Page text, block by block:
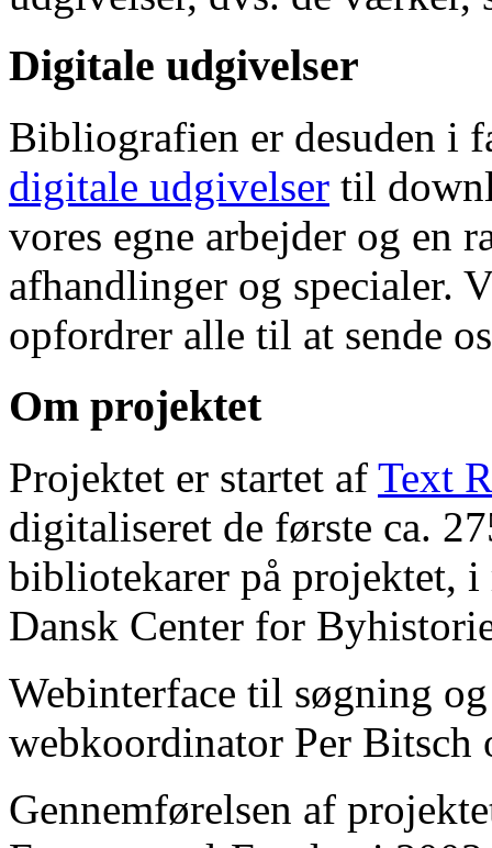
Digitale udgivelser
Bibliografien er desuden i
digitale udgivelser til
vores egne arbejder og en
afhandlinger og specialer.
opfordrer alle til at sende
Om projektet
Projektet er startet af Text
digitaliseret de første ca.
bibliotekarer på projektet, i
Dansk Center for
Webinterface til søgning
webkoordinator Per Bitsch
Gennemførelsen af